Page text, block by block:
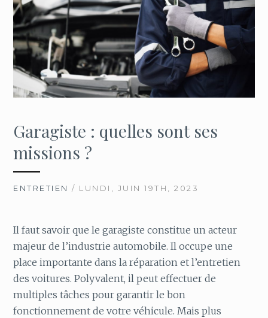
Garagiste : quelles sont ses
missions ?
ENTRETIEN / LUNDI, JUIN 19TH, 2023
Il faut savoir que le garagiste constitue un acteur
majeur de l’industrie automobile. Il occupe une
place importante dans la réparation et l’entretien
des voitures. Polyvalent, il peut effectuer de
multiples tâches pour garantir le bon
fonctionnement de votre véhicule. Mais plus